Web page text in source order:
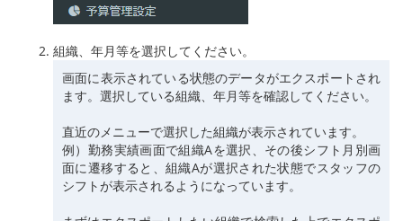
組織、年月等を選択してください。
画面に表示されている状態のデータがエクスポートされ
ます。選択している組織、年月等を確認してください。
直近のメニューで選択した組織が表示されています。
例）勤務実績画面で組織Aを選択、その後シフト月別画
面に遷移すると、組織Aが選択された状態でスタッフの
シフトが表示されるようになっています。